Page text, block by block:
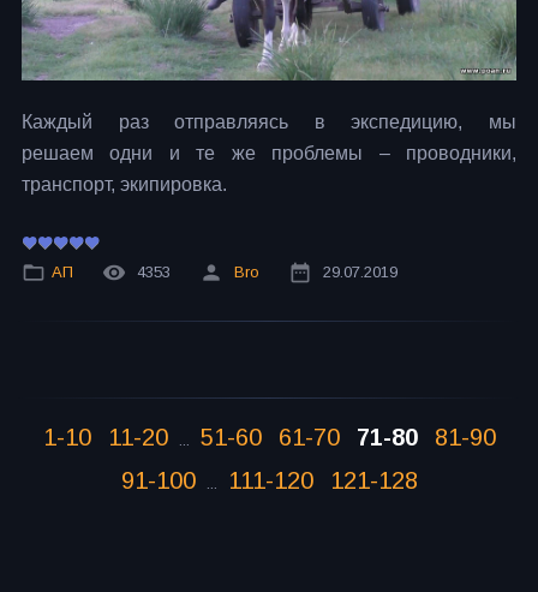
Каждый раз отправляясь в экспедицию, мы
решаем одни и те же проблемы – проводники,
транспорт, экипировка.
АП 4353 Bro 29.07.2019
1-10 11-20 ... 51-60 61-70 71-80
81-90
91-100
... 111-120 121-128